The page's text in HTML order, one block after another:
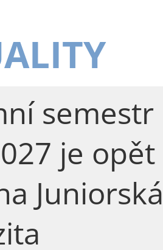
semestr
je opět
Juniorská